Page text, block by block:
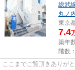
総武
丸ノ
東京
7.4
築年
階数
ここまでご覧頂きありが